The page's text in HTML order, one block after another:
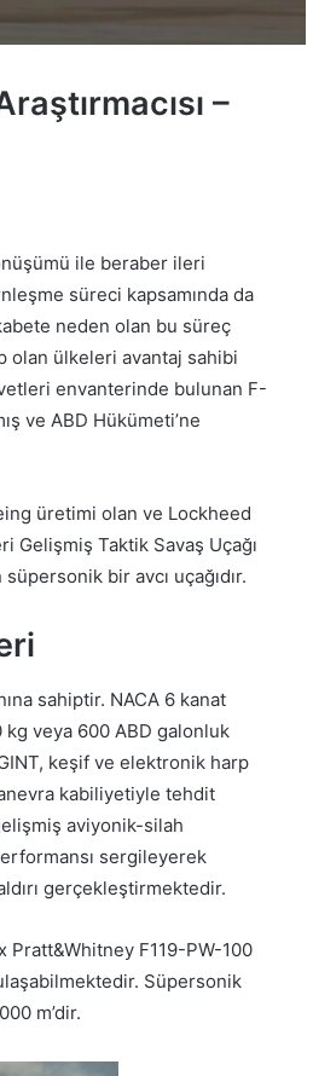
–
ile beraber ileri
süreci kapsamında da
neden olan bu süreç
olan ülkeleri avantaj sahibi
envanterinde bulunan F-
ve ABD Hükümeti’ne
üretimi olan ve Lockheed
Gelişmiş Taktik Savaş Uçağı
bir avcı uçağıdır.
sahiptir. NACA 6 kanat
veya 600 ABD galonluk
keşif ve elektronik harp
kabiliyetiyle tehdit
aviyonik-silah
sergileyerek
gerçekleştirmektedir.
F119-PW-100
Süpersonik
m’dir.